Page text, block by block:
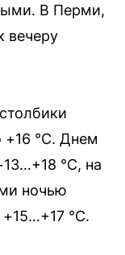
В Перми,
вечеру
+16 °C. Днем
°C, на
ночью
°C.